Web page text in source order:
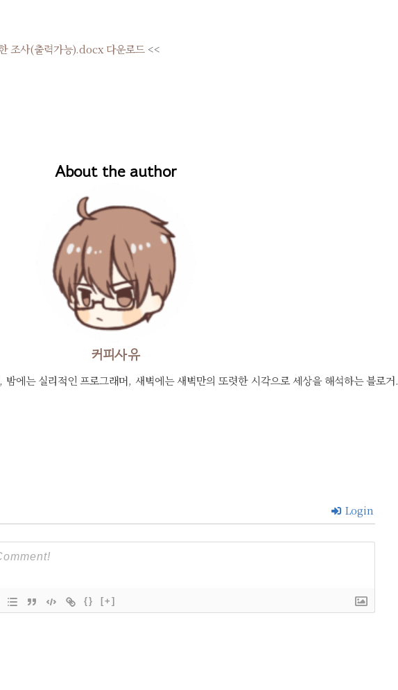
조사(출력가능).docx 다운로드 <<
About the author
커피사유
에는 실리적인 프로그래머, 새벽에는 새벽만의 또렷한 시각으로 세상을 해석하는 블로거.
Login
{} [+]